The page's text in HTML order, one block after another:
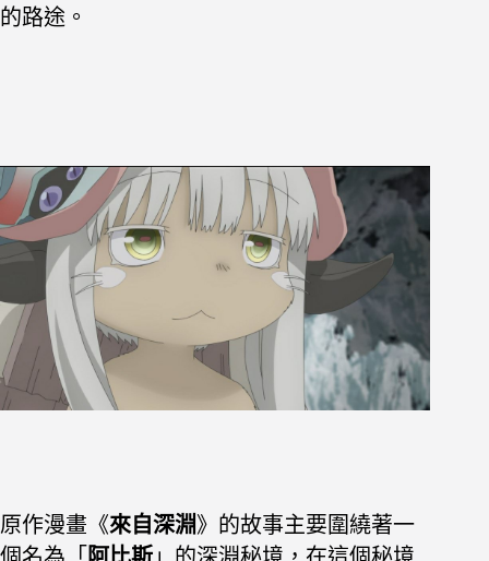
的路途。
原作漫畫《來自深淵》的故事主要圍繞著一
個名為「 阿比斯 」的深淵秘境，在這個秘境